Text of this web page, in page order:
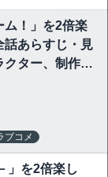
ム！」を2倍楽
話あらすじ・見
クター、制作発
ブコメ
」を2倍楽し